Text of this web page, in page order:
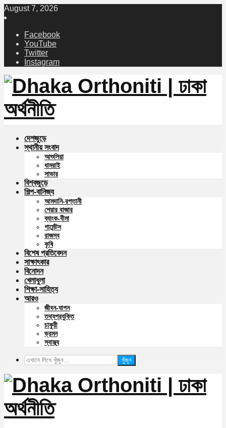
August 7, 2026
Facebook
YouTube
Twitter
Instagram
দেশজুড়ে
স্থানীয় সংবাদ
আশুলিয়া
ধামরাই
সাভার
বিশ্বজুড়ে
শিল্প-বানিজ্য
আমদানি-রপ্তানী
শেয়ার বাজার
ব্যাংক-বীমা
গার্মেন্টস
রাজস্ব
কৃষি
বিশেষ প্রতিবেদন
সাক্ষাৎকার
বিনোদন
খেলাধুলা
শিক্ষা-সাহিত্য
আরও
জীবন-যাপন
তথ্যপ্রযুক্তি
চাকুরী
ভ্রমন
স্বাস্থ্য
খুঁজুন